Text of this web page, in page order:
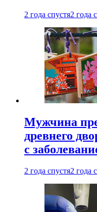
2 года спустя2 года
Мужчина
древнего
с
2 года спустя2 года